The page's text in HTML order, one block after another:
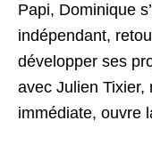
Papi, Dominique
indépendant,
développer ses
avec Julien Tixier,
immédiate, ouvre